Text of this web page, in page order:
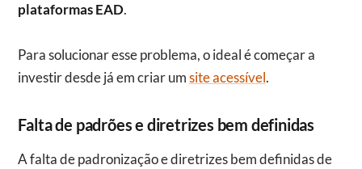
plataformas EAD.
Para solucionar esse problema, o ideal é começar a
investir desde já em criar umsite acessível.
Falta de padrões e diretrizes bem definidas
A falta de padronização e diretrizes bem definidas de